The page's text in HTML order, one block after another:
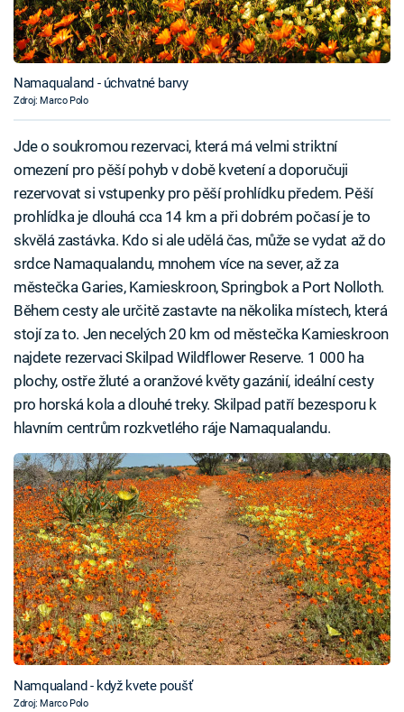
Namaqualand - úchvatné barvy
Zdroj: Marco Polo
Jde o soukromou rezervaci, která má velmi striktní
omezení pro pěší pohyb v době kvetení a doporučuji
rezervovat si vstupenky pro pěší prohlídku předem. Pěší
prohlídka je dlouhá cca 14 km a při dobrém počasí je to
skvělá zastávka. Kdo si ale udělá čas, může se vydat až do
srdce Namaqualandu, mnohem více na sever, až za
městečka Garies, Kamieskroon, Springbok a Port Nolloth.
Během cesty ale určitě zastavte na několika místech, která
stojí za to. Jen necelých 20 km od městečka Kamieskroon
najdete rezervaci Skilpad Wildflower Reserve. 1 000 ha
plochy, ostře žluté a oranžové květy gazánií, ideální cesty
pro horská kola a dlouhé treky. Skilpad patří bezesporu k
hlavním centrům rozkvetlého ráje Namaqualandu.
Namqualand - když kvete poušť
Zdroj: Marco Polo